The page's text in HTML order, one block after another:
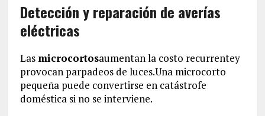
Detección y reparación de averías
eléctricas
Las microcortosaumentan la costo recurrentey
provocan parpadeos de luces.Una microcorto
pequeña puede convertirse en catástrofe
doméstica si no se interviene.